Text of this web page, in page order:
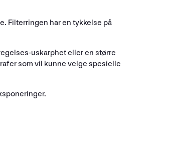
Filterringen har en tykkelse på
uskarphet eller en større
som vil kunne velge spesielle